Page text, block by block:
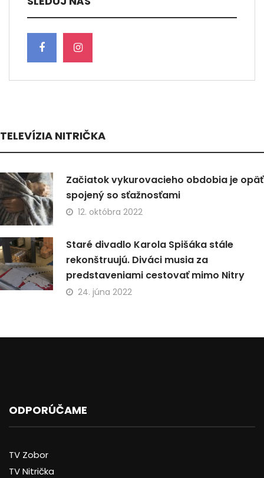
TELEVÍZIA NITRIČKA
Začiatok vykurovacieho obdobia je opäť
spojený so sťažnosťami
12. októbra 2022
Staré divadlo Karola Spišáka stále
rekonštruujú. Diváci musia za
predstaveniami cestovať mimo Nitry
24. júna 2022
ODPORÚČAME
TV Zobor
TV Nitrička